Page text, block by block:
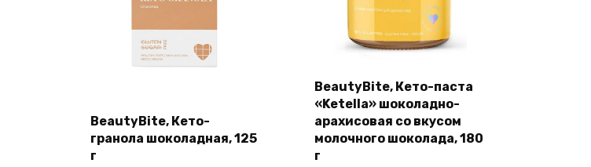
BeautyBite, Кето-
гранола шоколадная, 125
г
BeautyBite, Кето-паста
«Ketella» шоколадно-
арахисовая со вкусом
молочного шоколада, 180
г